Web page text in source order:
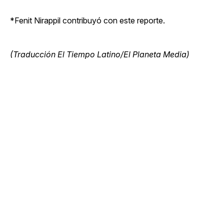
*Fenit Nirappil contribuyó con este reporte.
(Traducción El Tiempo Latino/El Planeta Media)